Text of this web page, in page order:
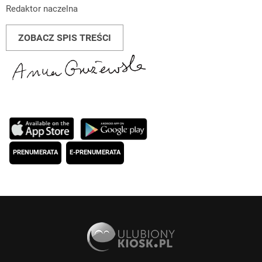
Redaktor naczelna
ZOBACZ SPIS TREŚCI
PRENUMERATA E-PRENUMERATA